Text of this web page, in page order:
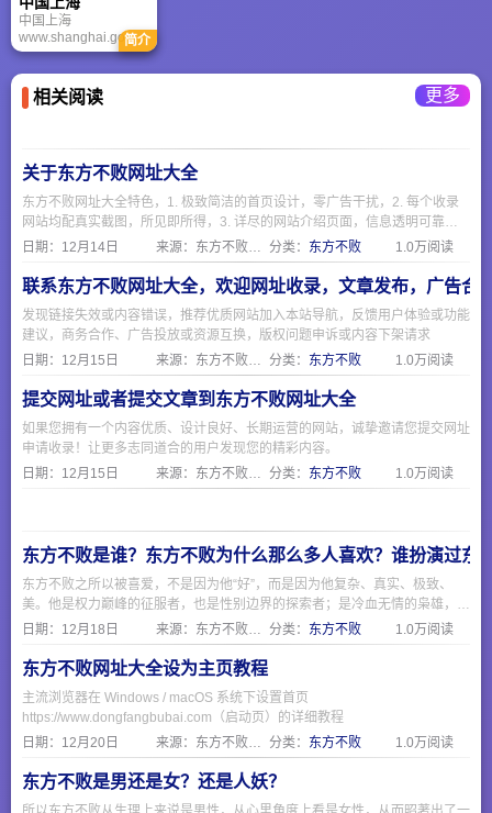
流、国际知名大学。
院、传播学院、音乐
中国上海
www.shanghai.gov.cn
是在上海市委、市政
府领导亲自关心、指
导下建立和发展起来
的政府门户网站。中
门在互联网上发布权
威政府信息和提供在
线服务的总平台。中
国上海网站的主要栏
目：上海要闻、政府
窗、网上政务大厅、
简介
相关阅读 更多
关于东方不败网址大全
东方不败网址大全特色，1. 极致简洁的首页设计，零广告干扰，2. 每个收录
网站均配真实截图，所见即所得，3. 详尽的网站介绍页面，信息透明可靠，
4. 严格人工审核机制，确保收录质量，5. 专注便民服务，覆盖生活全场景
日期： 12月14日 来源：东方不败网址大全 分类： 东方不败 1.0万阅读
联系东方不败网址大全，欢迎网址收录，文章发布，广告合
发现链接失效或内容错误，推荐优质网站加入本站导航，反馈用户体验或功能
建议，商务合作、广告投放或资源互换，版权问题申诉或内容下架请求
日期： 12月15日 来源：东方不败网址大全 分类： 东方不败 1.0万阅读
提交网址或者提交文章到东方不败网址大全
如果您拥有一个内容优质、设计良好、长期运营的网站，诚挚邀请您提交网址
申请收录！让更多志同道合的用户发现您的精彩内容。
日期： 12月15日 来源：东方不败网址大全 分类： 东方不败 1.0万阅读
东方不败是谁？东方不败为什么那么多人喜欢？谁扮演过东
东方不败之所以被喜爱，不是因为他“好”，而是因为他复杂、真实、极致、
美。他是权力巅峰的征服者，也是性别边界的探索者；是冷血无情的枭雄，也
是为爱痴狂的凡人。正如一句话所说：“他不是反派，他是照出所有人欲望与
恐惧的一面镜子。”
日期： 12月18日 来源：东方不败网址大全 分类： 东方不败 1.0万阅读
东方不败网址大全设为主页教程
主流浏览器在 Windows / macOS 系统下设置首页
https://www.dongfangbubai.com（启动页）的详细教程
日期： 12月20日 来源：东方不败网址大全 分类： 东方不败 1.0万阅读
东方不败是男还是女？还是人妖？